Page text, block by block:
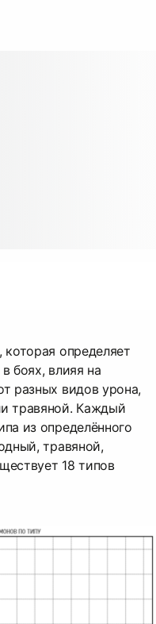
определяет
боях, влияя на
разных видов урона,
травяной. Каждый
из определённого
травяной,
18 типов